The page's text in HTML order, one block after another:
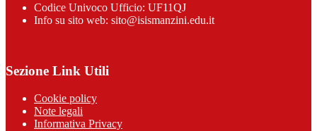
Codice Univoco Ufficio: UF11QJ
Info su sito web: sito@isismanzini.edu.it
Sezione Link Utili
Cookie policy
Note legali
Informativa Privacy